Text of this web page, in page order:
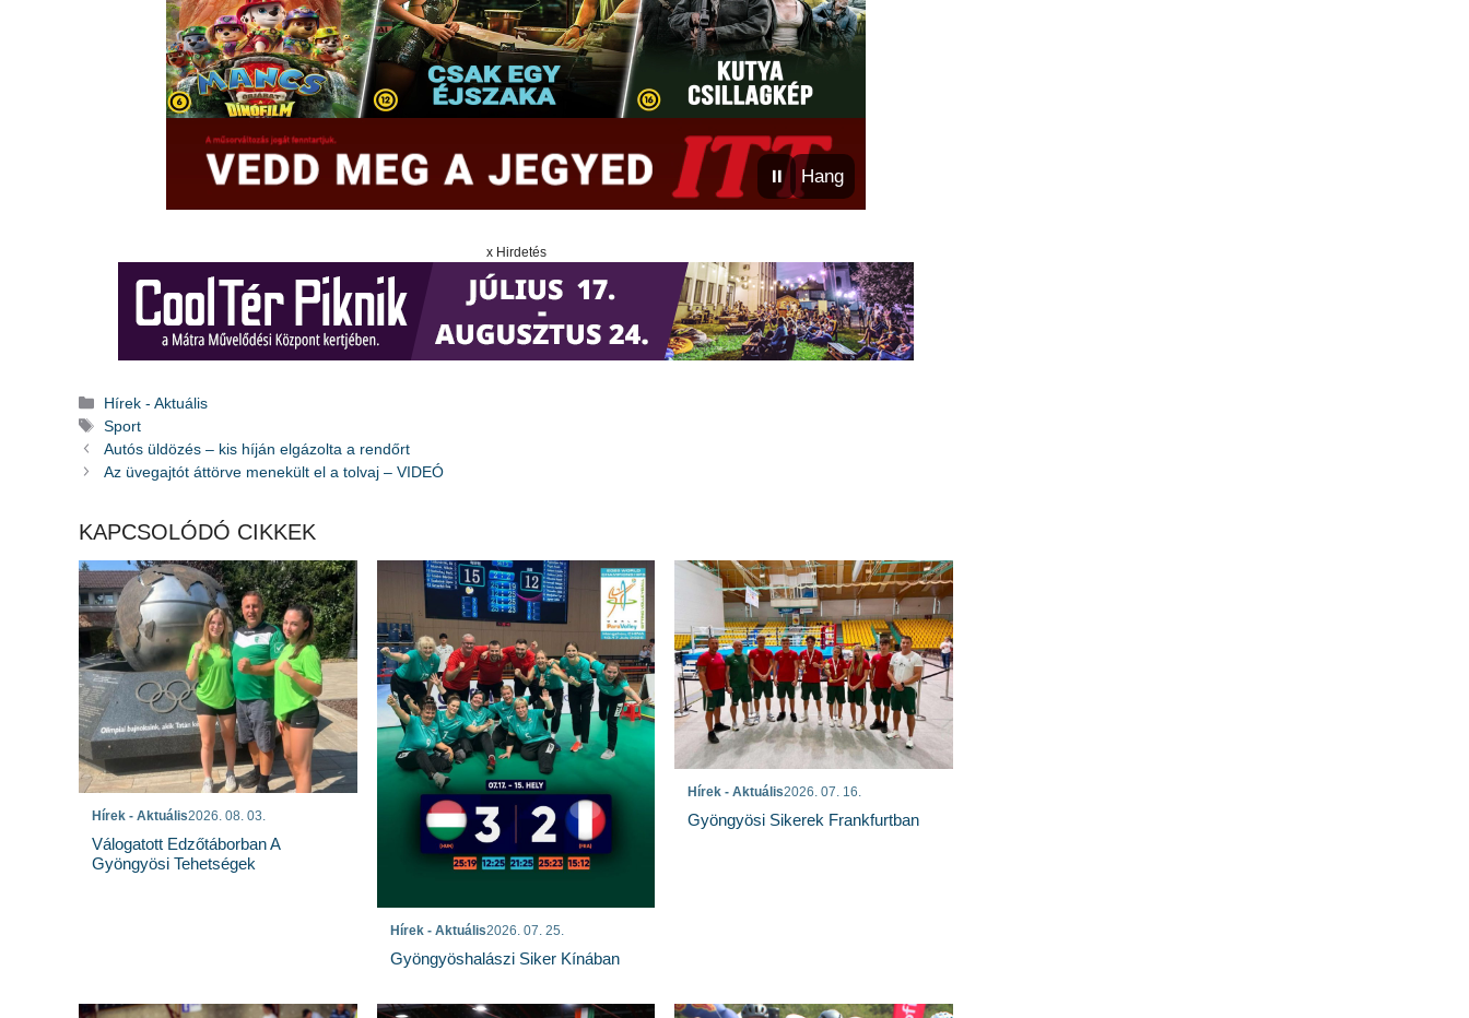
⏸ Hang
x Hirdetés
Kategória
Hírek - Aktuális
Címkék
Sport
Autós üldözés – kis híján elgázolta a rendőrt
Az üvegajtót áttörve menekült el a tolvaj – VIDEÓ
KAPCSOLÓDÓ CIKKEK
Hírek - Aktuális2026. 08. 03.
Válogatott Edzőtáborban A
Gyöngyösi Tehetségek
Hírek - Aktuális2026. 07. 25.
Gyöngyöshalászi Siker Kínában
Hírek - Aktuális2026. 07. 16.
Gyöngyösi Sikerek Frankfurtban